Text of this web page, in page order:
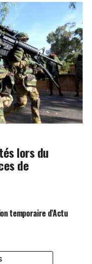
lors du
de
temporaire d’Actu